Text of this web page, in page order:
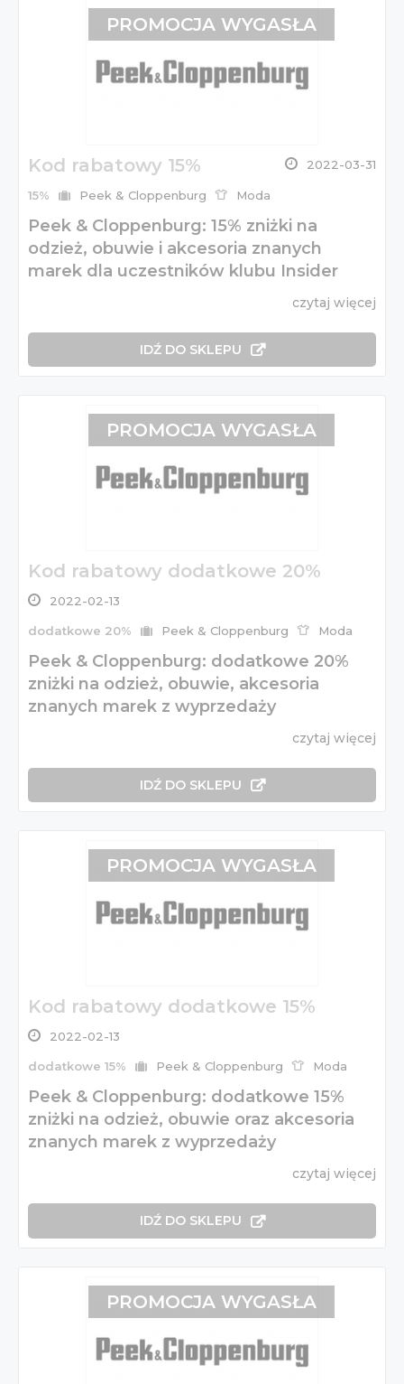
Kod rabatowy 15% 2022-03-31
15% Peek & Cloppenburg Moda
Peek & Cloppenburg: 15% zniżki na
odzież, obuwie i akcesoria znanych
marek dla uczestników klubu Insider
czytaj więcej
IDŹ DO SKLEPU
PROMOCJA WYGASŁA
Kod rabatowy dodatkowe 20%
2022-02-13
dodatkowe 20% Peek & Cloppenburg Moda
Peek & Cloppenburg: dodatkowe 20%
zniżki na odzież, obuwie, akcesoria
znanych marek z wyprzedaży
czytaj więcej
IDŹ DO SKLEPU
PROMOCJA WYGASŁA
Kod rabatowy dodatkowe 15%
2022-02-13
dodatkowe 15% Peek & Cloppenburg Moda
Peek & Cloppenburg: dodatkowe 15%
zniżki na odzież, obuwie oraz akcesoria
znanych marek z wyprzedaży
czytaj więcej
IDŹ DO SKLEPU
PROMOCJA WYGASŁA
PROMOCJA WYGASŁA